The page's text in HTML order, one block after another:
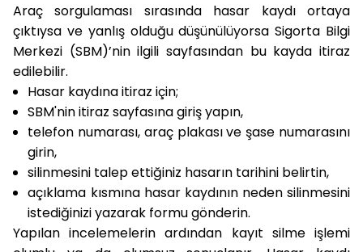
Araç sorgulaması sırasında hasar kaydı ortaya
çıktıysa ve yanlış olduğu düşünülüyorsa Sigorta Bilgi
Merkezi (SBM)’nin ilgili sayfasından bu kayda itiraz
edilebilir.
Hasar kaydına itiraz için;
SBM'nin itiraz sayfasına giriş yapın,
telefon numarası, araç plakası ve şase numarasını
girin,
silinmesini talep ettiğiniz hasarın tarihini belirtin,
açıklama kısmına hasar kaydının neden silinmesini
istediğinizi yazarak formu gönderin.
Yapılan incelemelerin ardından kayıt silme işlemi